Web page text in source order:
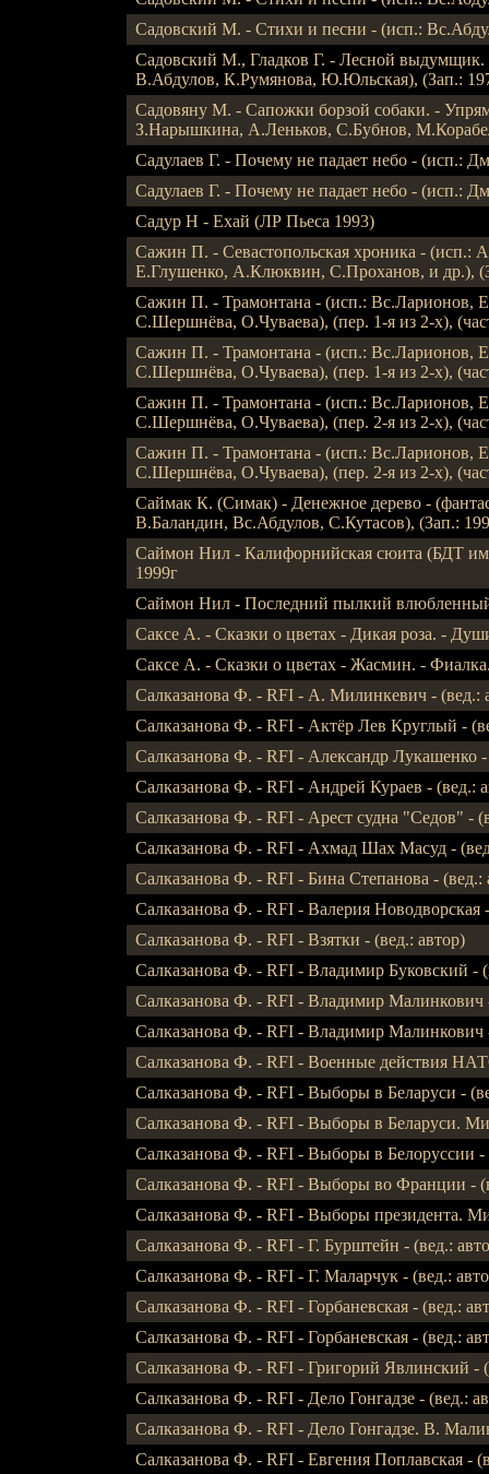
Садовский М. - Стихи и песни - (исп.:
Садовский М., Гладков Г. - Лесной выдумщик.
В.Абдулов, К.Румянова, Ю.Юльская), (Зап.:
Садовяну М. - Сапожки борзой собаки. -
З.Нарышкина, А.Леньков, С.Бубнов,
Садулаев Г. - Почему не падает небо - (исп.:
Садулаев Г. - Почему не падает небо - (исп.:
Садур Н - Ехай (ЛР Пьеса 1993)
Сажин П. - Севастопольская хроника - (исп.:
Е.Глушенко, А.Клюквин, С.Проханов, и др.),
Сажин П. - Трамонтана - (исп.: Вс.Ларионов,
С.Шершнёва, О.Чуваева), (пер. 1-я из 2-х),
Сажин П. - Трамонтана - (исп.: Вс.Ларионов,
С.Шершнёва, О.Чуваева), (пер. 1-я из 2-х),
Сажин П. - Трамонтана - (исп.: Вс.Ларионов,
С.Шершнёва, О.Чуваева), (пер. 2-я из 2-х),
Сажин П. - Трамонтана - (исп.: Вс.Ларионов,
С.Шершнёва, О.Чуваева), (пер. 2-я из 2-х),
Саймак К. (Симак) - Денежное дерево -
В.Баландин, Вс.Абдулов, С.Кутасов), (Зап.:
Саймон Нил - Калифорнийская сюита (БДТ
1999г
Саймон Нил - Последний пылкий
Саксе А. - Сказки о цветах - Дикая роза. -
Саксе А. - Сказки о цветах - Жасмин. -
Салказанова Ф. - RFI - А. Милинкевич - (вед.:
Салказанова Ф. - RFI - Актёр Лев Круглый -
Салказанова Ф. - RFI - Александр Лукашенко -
Салказанова Ф. - RFI - Андрей Кураев - (вед.:
Салказанова Ф. - RFI - Арест судна "Седов" -
Салказанова Ф. - RFI - Ахмад Шах Масуд -
Салказанова Ф. - RFI - Бина Степанова - (вед.:
Салказанова Ф. - RFI - Валерия Новодворская
Салказанова Ф. - RFI - Взятки - (вед.: автор)
Салказанова Ф. - RFI - Владимир Буковский -
Салказанова Ф. - RFI - Владимир Малинкович
Салказанова Ф. - RFI - Владимир Малинкович
Салказанова Ф. - RFI - Военные действия
Салказанова Ф. - RFI - Выборы в Беларуси -
Салказанова Ф. - RFI - Выборы в Беларуси.
Салказанова Ф. - RFI - Выборы в Белоруссии -
Салказанова Ф. - RFI - Выборы во Франции -
Салказанова Ф. - RFI - Выборы президента.
Салказанова Ф. - RFI - Г. Бурштейн - (вед.:
Салказанова Ф. - RFI - Г. Маларчук - (вед.:
Салказанова Ф. - RFI - Горбаневская - (вед.:
Салказанова Ф. - RFI - Горбаневская - (вед.:
Салказанова Ф. - RFI - Григорий Явлинский -
Салказанова Ф. - RFI - Дело Гонгадзе - (вед.:
Салказанова Ф. - RFI - Дело Гонгадзе. В.
Салказанова Ф. - RFI - Евгения Поплавская -